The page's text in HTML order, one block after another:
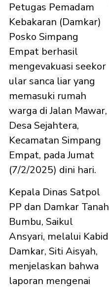
Petugas Pemadam
Kebakaran (Damkar)
Posko Simpang
Empat berhasil
mengevakuasi seekor
ular sanca liar yang
memasuki rumah
warga di Jalan Mawar,
Desa Sejahtera,
Kecamatan Simpang
Empat, pada Jumat
(7/2/2025) dini hari.
Kepala Dinas Satpol
PP dan Damkar Tanah
Bumbu, Saikul
Ansyari, melalui Kabid
Damkar, Siti Aisyah,
menjelaskan bahwa
laporan mengenai